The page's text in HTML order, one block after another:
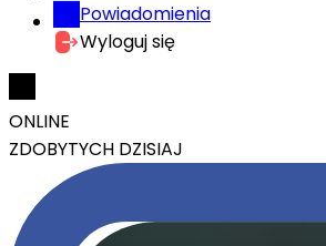
Powiadomienia
Wyloguj się
ONLINE
ZDOBYTYCH DZISIAJ